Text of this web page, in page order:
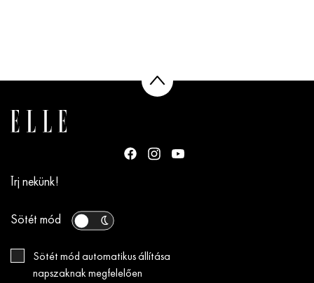
Írj nekünk!
Sötét mód
Sötét mód automatikus állítása
napszaknak megfelelően